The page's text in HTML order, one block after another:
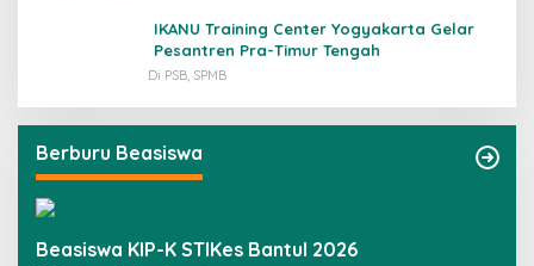
IKANU Training Center Yogyakarta Gelar
Pesantren Pra-Timur Tengah
Di PSB, SPMB
Berburu Beasiswa
Beasiswa KIP-K STIKes Bantul 2026